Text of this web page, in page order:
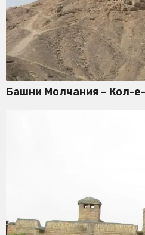
Башни Молчания – Кол-